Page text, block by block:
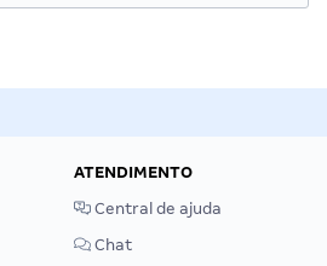
ATENDIMENTO
Central de ajuda
Chat